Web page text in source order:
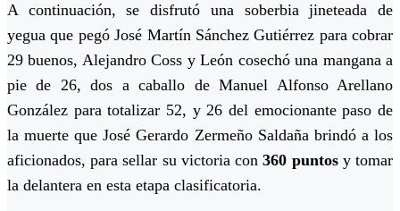
A continuación, se disfrutó una soberbia jineteada de
yegua que pegó José Martín Sánchez Gutiérrez para cobrar
29 buenos, Alejandro Coss y León cosechó una mangana a
pie de 26, dos a caballo de Manuel Alfonso Arellano
González para totalizar 52, y 26 del emocionante paso de
la muerte que José Gerardo Zermeño Saldaña brindó a los
aficionados, para sellar su victoria con360 puntosy tomar
la delantera en esta etapa clasificatoria.